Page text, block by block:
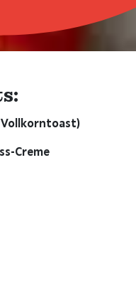
Vollkorntoast)
Creme